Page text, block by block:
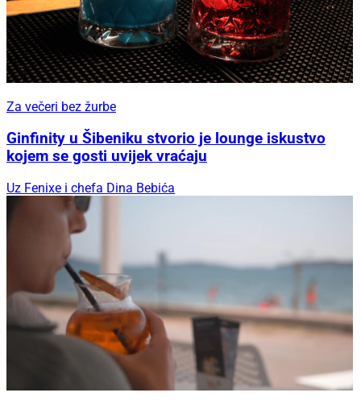
Za večeri bez žurbe
Ginfinity u Šibeniku stvorio je lounge iskustvo
kojem se gosti uvijek vraćaju
Uz Fenixe i chefa Dina Bebića